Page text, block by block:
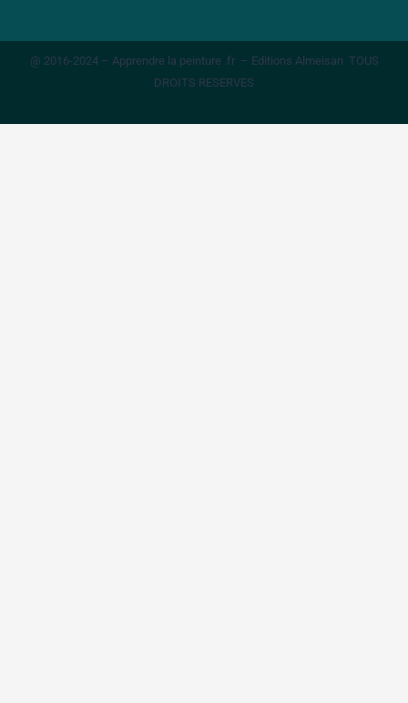
@ 2016-2024 – Apprendre la peinture .fr – Editions Almeisan TOUS
DROITS RESERVES